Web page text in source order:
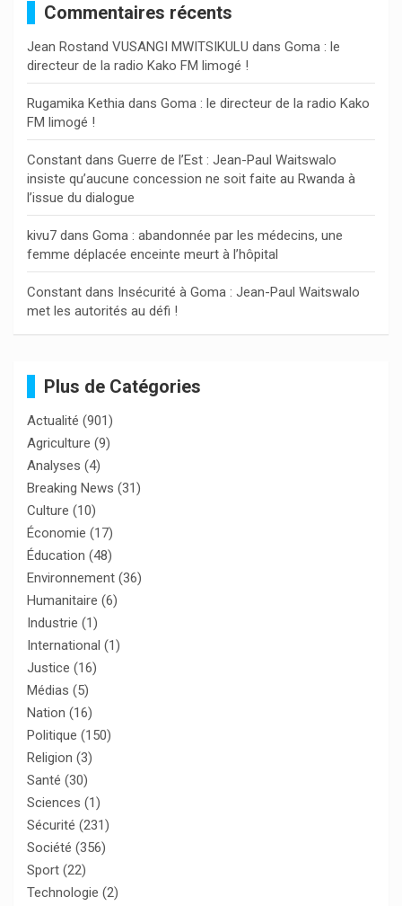
c
h
e
r
Commentaires récents
Jean Rostand VUSANGI MWITSIKULU dans Goma : le
directeur de la radio Kako FM limogé !
Rugamika Kethia dans Goma : le directeur de la radio Kako
FM limogé !
Constant dans Guerre de l’Est : Jean-Paul Waitswalo
insiste qu’aucune concession ne soit faite au Rwanda à
l’issue du dialogue
kivu7 dans Goma : abandonnée par les médecins, une
femme déplacée enceinte meurt à l’hôpital
Constant dans Insécurité à Goma : Jean-Paul Waitswalo
met les autorités au défi !
Plus de Catégories
Actualité (901)
Agriculture (9)
Analyses (4)
Breaking News (31)
Culture (10)
Économie (17)
Éducation (48)
Environnement (36)
Humanitaire (6)
Industrie (1)
International (1)
Justice (16)
Médias (5)
Nation (16)
Politique (150)
Religion (3)
Santé (30)
Sciences (1)
Sécurité (231)
Société (356)
Sport (22)
Technologie (2)